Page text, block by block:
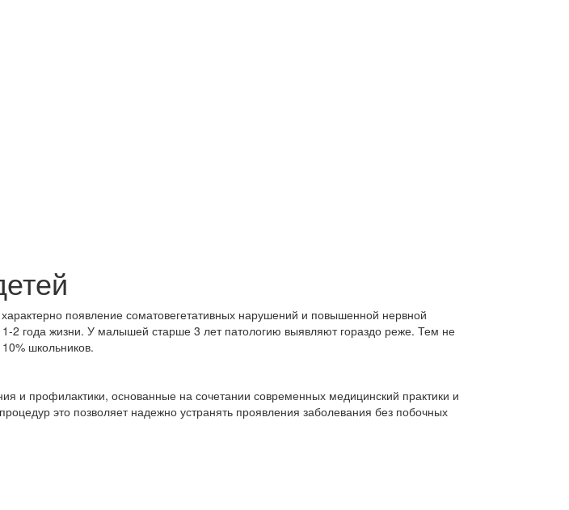
появление соматовегетативных нарушений и повышенной нервной
2 года жизни. У малышей старше 3 лет патологию выявляют гораздо реже. Тем не
школьников.
и профилактики, основанные на сочетании современных медицинский практики и
это позволяет надежно устранять проявления заболевания без побочных